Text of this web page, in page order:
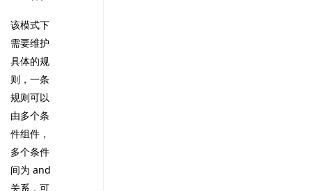
该模式下
需要维护
具体的规
则，一条
规则可以
由多个条
件组件，
多个条件
间为 and
关系，可